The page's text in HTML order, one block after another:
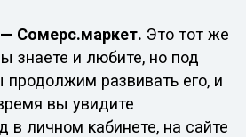
— Сомерс.маркет. Это тот же
знаете и любите, но под
развивать его, и
вы увидите
в личном кабинете, на сайте